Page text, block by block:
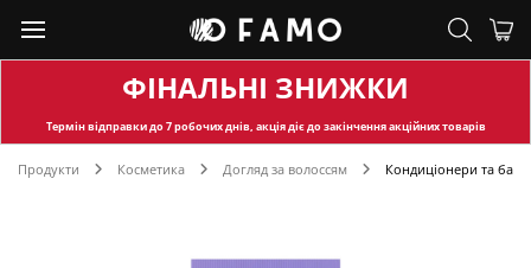
ФІНАЛЬНІ ЗНИЖКИ
Термін відправкидо 7 робочих днів, акція діє до закінчення акційних товарів
Продукти Косметика Догляд за волоссям Кондиціонери та